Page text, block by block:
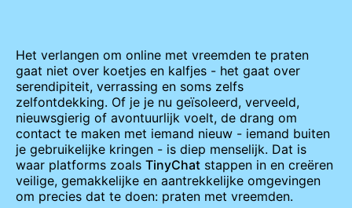
Het verlangen om online met vreemden te praten
gaat niet over koetjes en kalfjes - het gaat over
serendipiteit, verrassing en soms zelfs
zelfontdekking. Of je je nu geïsoleerd, verveeld,
nieuwsgierig of avontuurlijk voelt, de drang om
contact te maken met iemand nieuw - iemand buiten
je gebruikelijke kringen - is diep menselijk. Dat is
waar platforms zoals TinyChat stappen in en creëren
veilige, gemakkelijke en aantrekkelijke omgevingen
om precies dat te doen: praten met vreemden.